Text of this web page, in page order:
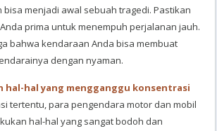
bisa menjadi awal sebuah tragedi. Pastikan
prima untuk menempuh perjalanan jauh.
bahwa kendaraan Anda bisa membuat
dengan nyaman.
hal-hal yang mengganggu konsentrasi
tertentu, para pengendara motor dan mobil
hal-hal yang sangat bodoh dan